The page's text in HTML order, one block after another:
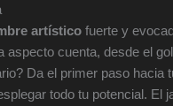
artístico fuerte y
aspecto cuenta, desde el
Da el primer paso
todo tu potencial. El